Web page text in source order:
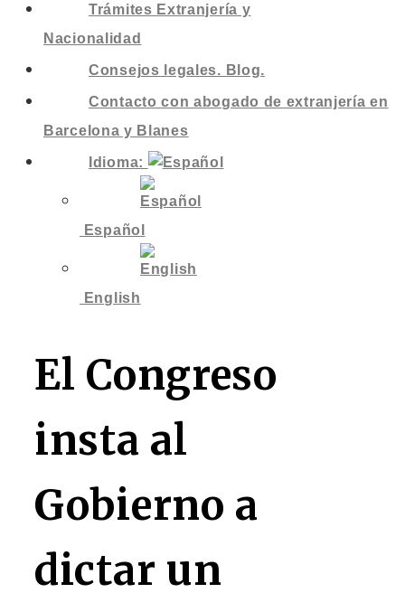
Trámites Extranjería y
Nacionalidad
Consejos legales. Blog.
Contacto con abogado de extranjería en
Barcelona y Blanes
Idioma:
Español
English
El Congreso
insta al
Gobierno a
dictar un